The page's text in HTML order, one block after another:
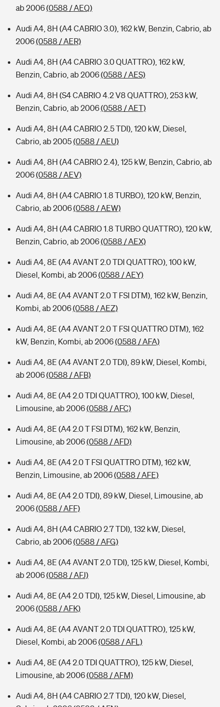
ab 2006(0588 / AEQ)
Audi A4, 8H (A4 CABRIO 3.0), 162 kW, Benzin, Cabrio, ab
2006(0588 / AER)
Audi A4, 8H (A4 CABRIO 3.0 QUATTRO), 162 kW,
Benzin, Cabrio, ab 2006(0588 / AES)
Audi A4, 8H (S4 CABRIO 4.2 V8 QUATTRO), 253 kW,
Benzin, Cabrio, ab 2006(0588 / AET)
Audi A4, 8H (A4 CABRIO 2.5 TDI), 120 kW, Diesel,
Cabrio, ab 2005(0588 / AEU)
Audi A4, 8H (A4 CABRIO 2.4), 125 kW, Benzin, Cabrio, ab
2006(0588 / AEV)
Audi A4, 8H (A4 CABRIO 1.8 TURBO), 120 kW, Benzin,
Cabrio, ab 2006(0588 / AEW)
Audi A4, 8H (A4 CABRIO 1.8 TURBO QUATTRO), 120 kW,
Benzin, Cabrio, ab 2006(0588 / AEX)
Audi A4, 8E (A4 AVANT 2.0 TDI QUATTRO), 100 kW,
Diesel, Kombi, ab 2006(0588 / AEY)
Audi A4, 8E (A4 AVANT 2.0 T FSI DTM), 162 kW, Benzin,
Kombi, ab 2006(0588 / AEZ)
Audi A4, 8E (A4 AVANT 2.0 T FSI QUATTRO DTM), 162
kW, Benzin, Kombi, ab 2006(0588 / AFA)
Audi A4, 8E (A4 AVANT 2.0 TDI), 89 kW, Diesel, Kombi,
ab 2006(0588 / AFB)
Audi A4, 8E (A4 2.0 TDI QUATTRO), 100 kW, Diesel,
Limousine, ab 2006(0588 / AFC)
Audi A4, 8E (A4 2.0 T FSI DTM), 162 kW, Benzin,
Limousine, ab 2006(0588 / AFD)
Audi A4, 8E (A4 2.0 T FSI QUATTRO DTM), 162 kW,
Benzin, Limousine, ab 2006(0588 / AFE)
Audi A4, 8E (A4 2.0 TDI), 89 kW, Diesel, Limousine, ab
2006(0588 / AFF)
Audi A4, 8H (A4 CABRIO 2.7 TDI), 132 kW, Diesel,
Cabrio, ab 2006(0588 / AFG)
Audi A4, 8E (A4 AVANT 2.0 TDI), 125 kW, Diesel, Kombi,
ab 2006(0588 / AFJ)
Audi A4, 8E (A4 2.0 TDI), 125 kW, Diesel, Limousine, ab
2006(0588 / AFK)
Audi A4, 8E (A4 AVANT 2.0 TDI QUATTRO), 125 kW,
Diesel, Kombi, ab 2006(0588 / AFL)
Audi A4, 8E (A4 2.0 TDI QUATTRO), 125 kW, Diesel,
Limousine, ab 2006(0588 / AFM)
Audi A4, 8H (A4 CABRIO 2.7 TDI), 120 kW, Diesel,